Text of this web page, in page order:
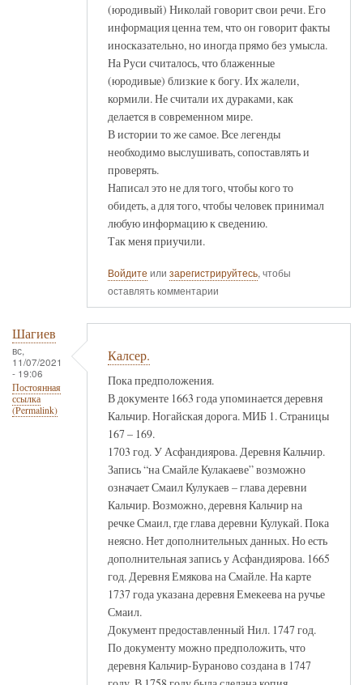
(юродивый) Николай говорит свои речи. Его
информация ценна тем, что он говорит факты
иносказательно, но иногда прямо без умысла.
На Руси считалось, что блаженные
(юродивые) близкие к богу. Их жалели,
кормили. Не считали их дураками, как
делается в современном мире.
В истории то же самое. Все легенды
необходимо выслушивать, сопоставлять и
проверять.
Написал это не для того, чтобы кого то
обидеть, а для того, чтобы человек принимал
любую информацию к сведению.
Так меня приучили.
Войдите или зарегистрируйтесь, чтобы
оставлять комментарии
Шагиев
вс,
11/07/2021
- 19:06
Постоянная
ссылка
(Permalink)
Калсер.
Пока предположения.
В документе 1663 года упоминается деревня
Кальчир. Ногайская дорога. МИБ 1. Страницы
167 – 169.
1703 год. У Асфандиярова. Деревня Кальчир.
Запись “на Смайле Кулакаеве” возможно
означает Смаил Кулукаев – глава деревни
Кальчир. Возможно, деревня Кальчир на
речке Смаил, где глава деревни Кулукай. Пока
неясно. Нет дополнительных данных. Но есть
дополнительная запись у Асфандиярова. 1665
год. Деревня Емякова на Смайле. На карте
1737 года указана деревня Емекеева на ручье
Смаил.
Документ предоставленный Нил. 1747 год.
По документу можно предположить, что
деревня Кальчир-Бураново создана в 1747